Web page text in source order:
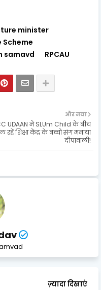
minister
samavd RPCAU
और नया
UDAAN ने SLUm Child के बीच
रहें शिक्षा केंद्र के बच्चो संग मनाया
दीपावाली!
ज़्यादा दिखाएं